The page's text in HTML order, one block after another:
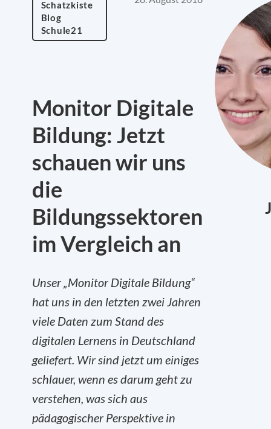
Schatzkiste
Blog
Schule21
Monitor Digitale
Bildung: Jetzt
schauen wir uns
die
Bildungssektoren
im Vergleich an
Unser „Monitor Digitale Bildung“
hat uns in den letzten zwei Jahren
viele Daten zum Stand des
digitalen Lernens in Deutschland
geliefert. Wir sind jetzt um einiges
schlauer, wenn es darum geht zu
verstehen, was sich aus
pädagogischer Perspektive in